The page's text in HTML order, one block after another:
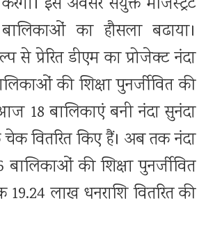
का हौसला बढाया।
से प्रेरित डीएम का प्रोजेक्ट नंदा
की शिक्षा पुनर्जीवित की
18 बालिकाएं बनी नंदा सुनंदा
वितरित किए हैं। अब तक नंदा
बालिकाओं की शिक्षा पुनर्जीवित
लाख धनराशि वितरित की